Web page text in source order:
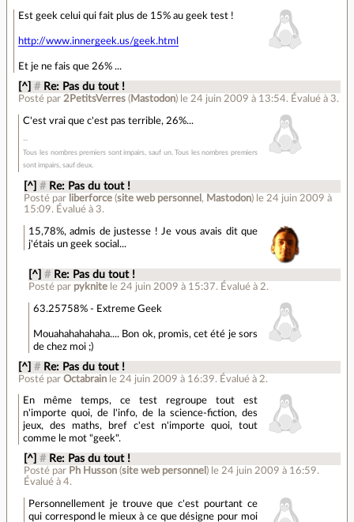
Est geek celui qui fait plus de 15% au geek test !
http://www.innergeek.us/geek.html
Et je ne fais que 26% ...
[^] # Re: Pas du tout !
Posté par2PetitsVerres ( Mastodon) le 24 juin 2009 à 13:54. Évalué à 3.
C'est vrai que c'est pas terrible, 26%...
Tous les nombres premiers sont impairs, sauf un. Tous les nombres premiers
sont impairs, sauf deux.
[^] # Re: Pas du tout !
Posté par liberforce(site web personnel , Mastodon) le 24 juin 2009 à
15:09. Évalué à 3.
15,78%, admis de justesse ! Je vous avais dit que
j'étais un geek social...
[^] # Re: Pas du tout !
Posté par pyknite le 24 juin 2009 à 15:37. Évalué à 2.
63.25758% - Extreme Geek
Mouahahahahaha.... Bon ok, promis, cet été je sors
de chez moi ;)
[^] # Re: Pas du tout !
Posté parOctabrain le 24 juin 2009 à 16:39. Évalué à 2.
En même temps, ce test regroupe tout est
n'importe quoi, de l'info, de la science-fiction, des
jeux, des maths, bref c'est n'importe quoi, tout
comme le mot "geek".
[^] # Re: Pas du tout !
Posté par Ph Husson(site web personnel ) le 24 juin 2009 à 16:59.
Évalué à 4.
Personnellement je trouve que c'est pourtant ce
qui correspond le mieux à ce que désigne pour moi